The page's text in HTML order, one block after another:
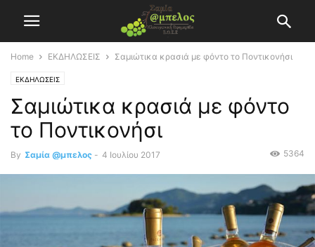
Home ΕΚΔΗΛΩΣΕΙΣ Σαμιώτικα κρασιά με φόντο το Ποντικονήσι
ΕΚΔΗΛΩΣΕΙΣ
Σαμιώτικα κρασιά με φόντο
το Ποντικονήσι
By Σαμία @μπελος - 4 Ιουλίου 2017 5364